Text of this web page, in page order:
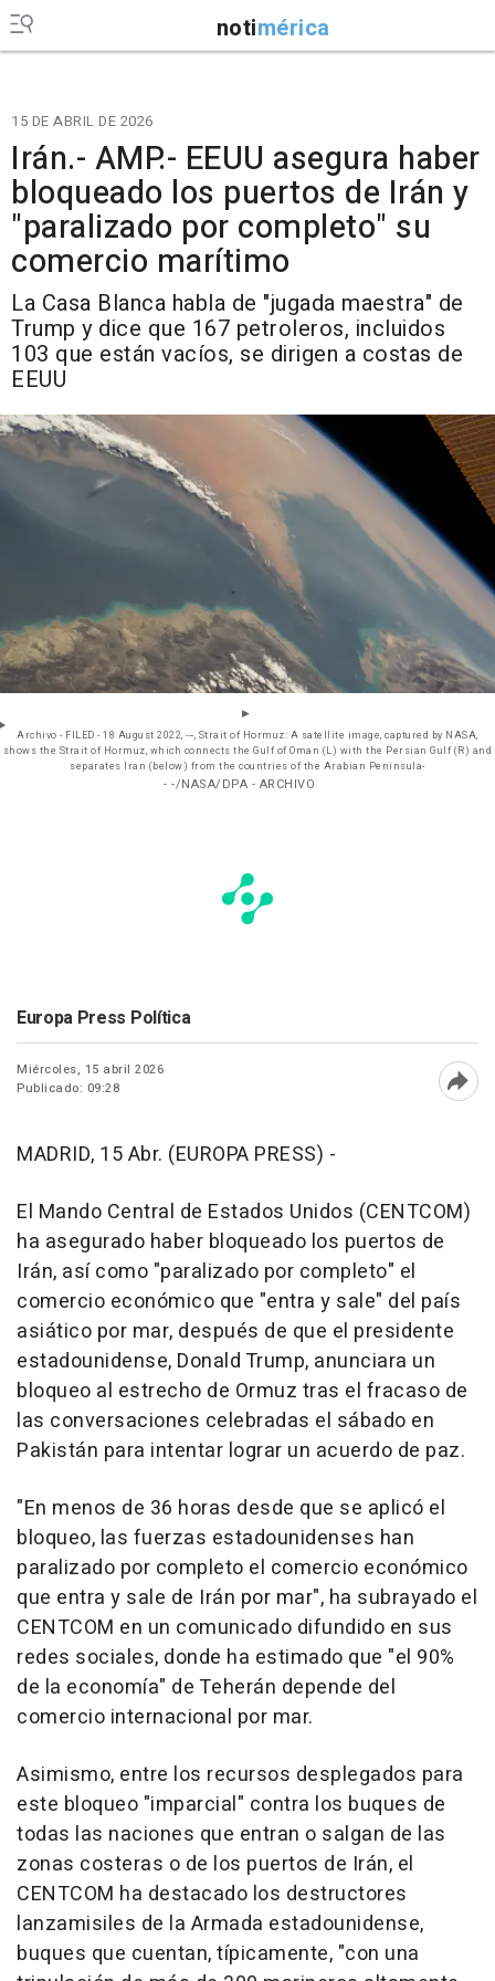
notimérica
15 DE ABRIL DE 2026
Irán.- AMP.- EEUU asegura haber
bloqueado los puertos de Irán y
"paralizado por completo" su
comercio marítimo
La Casa Blanca habla de "jugada maestra" de
Trump y dice que 167 petroleros, incluidos
103 que están vacíos, se dirigen a costas de
EEUU
Archivo - FILED - 18 August 2022, ---, Strait of Hormuz: A satellite image, captured by NASA,
shows the Strait of Hormuz, which connects the Gulf of Oman (L) with the Persian Gulf (R) and
separates Iran (below) from the countries of the Arabian Peninsula-
- -/NASA/DPA - ARCHIVO
Europa Press Política
Miércoles, 15 abril 2026
Publicado: 09:28
MADRID, 15 Abr. (EUROPA PRESS) -
El Mando Central de Estados Unidos (CENTCOM)
ha asegurado haber bloqueado los puertos de
Irán, así como "paralizado por completo" el
comercio económico que "entra y sale" del país
asiático por mar, después de que el presidente
estadounidense, Donald Trump, anunciara un
bloqueo al estrecho de Ormuz tras el fracaso de
las conversaciones celebradas el sábado en
Pakistán para intentar lograr un acuerdo de paz.
"En menos de 36 horas desde que se aplicó el
bloqueo, las fuerzas estadounidenses han
paralizado por completo el comercio económico
que entra y sale de Irán por mar", ha subrayado el
CENTCOM en un comunicado difundido en sus
redes sociales, donde ha estimado que "el 90%
de la economía" de Teherán depende del
comercio internacional por mar.
Asimismo, entre los recursos desplegados para
este bloqueo "imparcial" contra los buques de
todas las naciones que entran o salgan de las
zonas costeras o de los puertos de Irán, el
CENTCOM ha destacado los destructores
lanzamisiles de la Armada estadounidense,
buques que cuentan, típicamente, "con una